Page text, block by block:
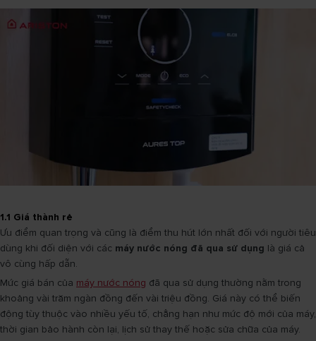
1.1 Giá thành rẻ
Ưu điểm quan trọng và cũng là điểm thu hút lớn nhất đối với người tiêu
dùng khi đối diện với các máy nước nóng đã qua sử dụng là giá cả
vô cùng hấp dẫn.
Mức giá bán của máy nước nóng đã qua sử dụng thường nằm trong
khoảng vài trăm ngàn đồng đến vài triệu đồng. Giá này có thể biến
động tùy thuộc vào nhiều yếu tố, chẳng hạn như mức độ mới của máy,
thời gian bảo hành còn lại, lịch sử thay thế hoặc sửa chữa của máy.